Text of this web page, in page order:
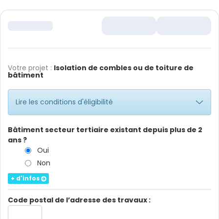
Votre projet : Isolation de combles ou de toiture de
bâtiment
Lire les conditions d'éligibilité
Bâtiment secteur tertiaire existant depuis plus de 2
ans ?
Oui
Non
+ d'infos
Code postal de l’adresse des travaux :